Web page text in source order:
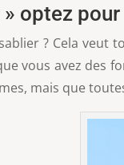
optez
? Cela veut
vous avez des
mais que